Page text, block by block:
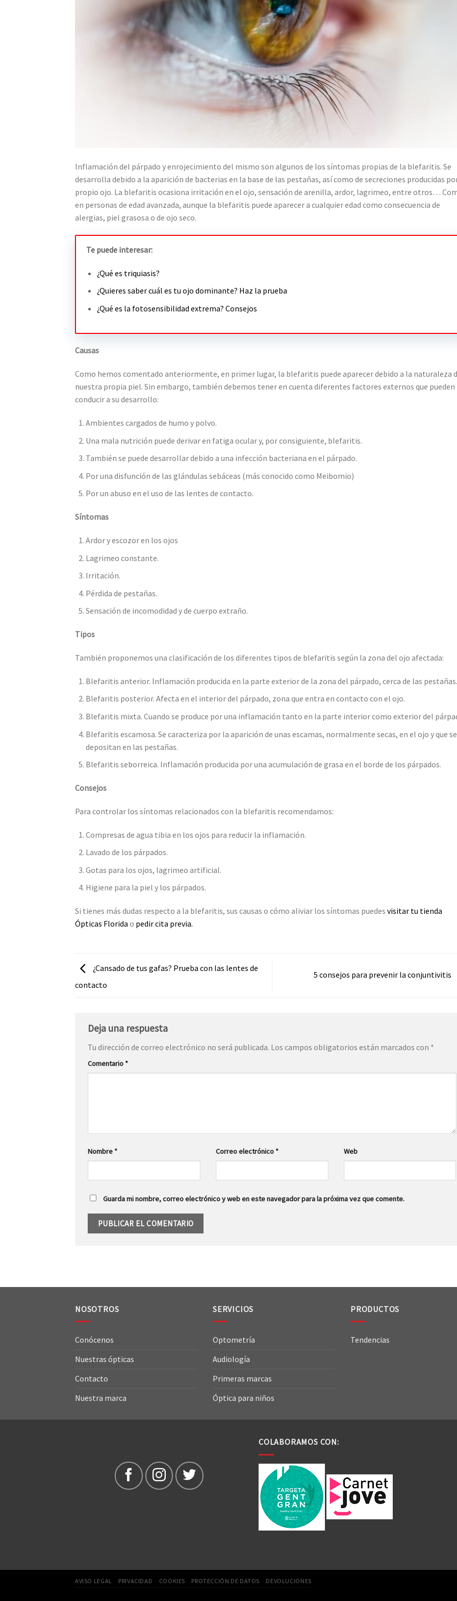
Inflamación del párpado y enrojecimiento del mismo son algunos de los síntomas propias de la blefaritis. Se
desarrolla debido a la aparición de bacterias en la base de las pestañas, así como de secreciones producidas
propio ojo. La blefaritis ocasiona irritación en el ojo, sensación de arenilla, ardor, lagrimeo, entre otros…
en personas de edad avanzada, aunque la blefaritis puede aparecer a cualquier edad como consecuencia de
alergias, piel grasosa o de ojo seco.
Te puede interesar:
¿Qué es triquiasis?
¿Quieres saber cuál es tu ojo dominante? Haz la prueba
¿Qué es la fotosensibilidad extrema? Consejos
Causas
Como hemos comentado anteriormente, en primer lugar, la blefaritis puede aparecer debido a la naturaleza
nuestra propia piel. Sin embargo, también debemos tener en cuenta diferentes factores externos que pueden
conducir a su desarrollo:
Ambientes cargados de humo y polvo.
Una mala nutrición puede derivar en fatiga ocular y, por consiguiente, blefaritis.
También se puede desarrollar debido a una infección bacteriana en el párpado.
Por una disfunción de las glándulas sebáceas (más conocido como Meibomio)
Por un abuso en el uso de las lentes de contacto.
Síntomas
Ardor y escozor en los ojos
Lagrimeo constante.
Irritación.
Pérdida de pestañas.
Sensación de incomodidad y de cuerpo extraño.
Tipos
También proponemos una clasificación de los diferentes tipos de blefaritis según la zona del ojo afectada:
Blefaritis anterior. Inflamación producida en la parte exterior de la zona del párpado, cerca de las pestañas.
Blefaritis posterior. Afecta en el interior del párpado, zona que entra en contacto con el ojo.
Blefaritis mixta. Cuando se produce por una inflamación tanto en la parte interior como exterior del
Blefaritis escamosa. Se caracteriza por la aparición de unas escamas, normalmente secas, en el ojo y que se
depositan en las pestañas.
Blefaritis seborreica. Inflamación producida por una acumulación de grasa en el borde de los párpados.
Consejos
Para controlar los síntomas relacionados con la blefaritis recomendamos:
Compresas de agua tibia en los ojos para reducir la inflamación.
Lavado de los párpados.
Gotas para los ojos, lagrimeo artificial.
Higiene para la piel y los párpados.
Si tienes más dudas respecto a la blefaritis, sus causas o cómo aliviar los síntomas puedes visitar tu tienda
Ópticas Florida o pedir cita previa.
¿Cansado de tus gafas? Prueba con las lentes de
contacto
5 consejos para prevenir la conjuntivitis
Deja una respuesta
Tu dirección de correo electrónico no será publicada. Los campos obligatorios están marcados con *
Comentario *
Nombre * Correo electrónico * Web
Guarda mi nombre, correo electrónico y web en este navegador para la próxima vez que comente.
NOSOTROS
Conócenos
Nuestras ópticas
Contacto
Nuestra marca
SERVICIOS
Optometría
Audiología
Primeras marcas
Óptica para niños
PRODUCTOS
Tendencias
COLABORAMOS CON:
AVISO LEGAL PRIVACIDAD COOKIES PROTECCIÓN DE DATOS DEVOLUCIONES